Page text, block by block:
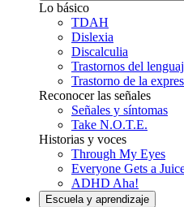
Lo básico
TDAH
Dislexia
Discalculia
Trastornos del
Trastorno de la
Reconocer las señales
Señales y síntomas
Take N.O.T.E.
Historias y voces
Through My Eyes
Everyone Gets a
ADHD Aha!
Escuela y aprendizaje